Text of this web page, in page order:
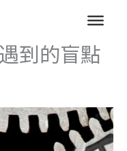
到的盲點